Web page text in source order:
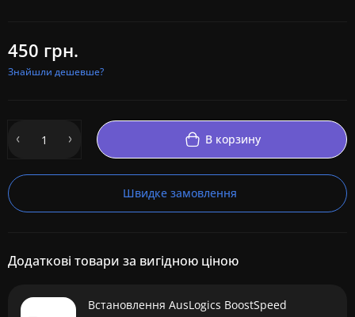
450 грн.
Знайшли дешевше?
В корзину
Швидке замовлення
Додаткові товари за вигідною ціною
Встановлення AusLogics BoostSpeed